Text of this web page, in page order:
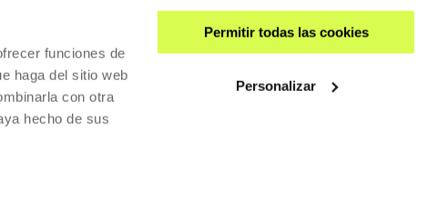
funciones de
haga del sitio web
con otra
hecho de sus
Permitir todas las cookies
Personalizar